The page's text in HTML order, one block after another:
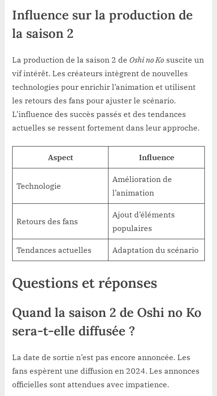
Influence sur la production de
la saison 2
La production de la saison 2 de Oshi no Ko suscite un
vif intérêt. Les créateurs intègrent de nouvelles
technologies pour enrichir l’animation et utilisent
les retours des fans pour ajuster le scénario.
L’influence des succès passés et des tendances
actuelles se ressent fortement dans leur approche.
Aspect Influence
Technologie
Amélioration de
l’animation
Retours des fans
Ajout d’éléments
populaires
Tendances actuelles Adaptation du scénario
Questions et réponses
Quand la saison 2 de Oshi no Ko
sera-t-elle diffusée ?
La date de sortie n’est pas encore annoncée. Les
fans espèrent une diffusion en 2024. Les annonces
officielles sont attendues avec impatience.